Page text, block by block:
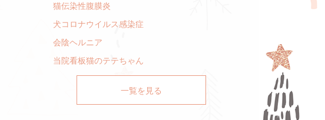
猫伝染性腹膜炎
犬コロナウイルス感染症
会陰ヘルニア
当院看板猫のテテちゃん
一覧を見る